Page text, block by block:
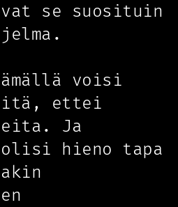
se suosituin
voisi
ettei
Ja
olisi hieno tapa